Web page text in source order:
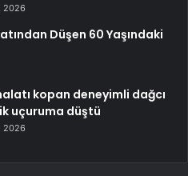
2026
Düşen 60 Yaşındaki
kopan deneyimli dağcı
uçuruma düştü
2026